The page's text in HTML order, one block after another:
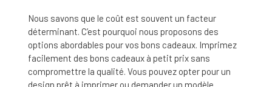
Nous savons que le coût est souvent un facteur
déterminant. C’est pourquoi nous proposons des
options abordables pour vos bons cadeaux. Imprimez
facilement des bons cadeaux à petit prix sans
compromettre la qualité. Vous pouvez opter pour un
design prêt à imprimer ou demander un modèle